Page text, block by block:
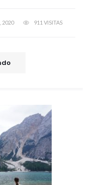
2020 911 VISITAS